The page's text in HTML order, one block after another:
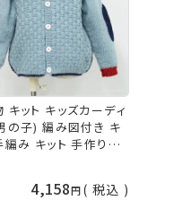
ッズカーディ
の子) 編み図付き キ
編み キット 手作りキ
ルマ 手芸の山久
4,158 税込